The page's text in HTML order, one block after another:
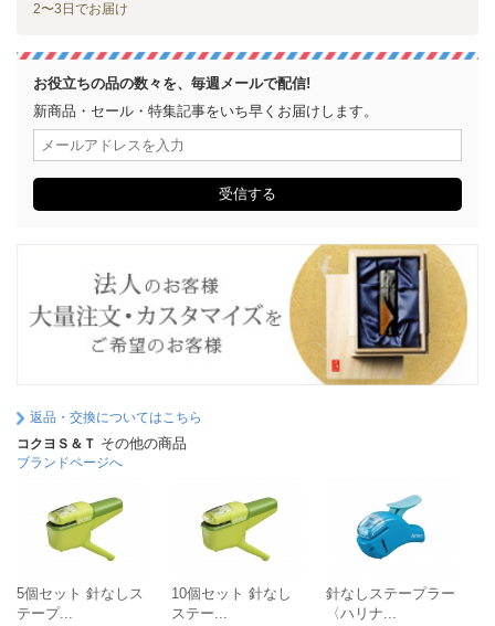
2〜3日でお届け
お役立ちの品の数々を、毎週メールで配信!
新商品・セール・特集記事をいち早くお届けします。
受信する
返品・交換についてはこちら
コクヨＳ＆Ｔ その他の商品
ブランドページへ
5個セット 針なしス
テープ...
10個セット 針なし
ステー...
針なしステープラー
〈ハリナ...